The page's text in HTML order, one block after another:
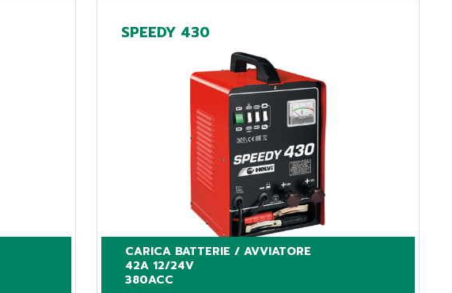
SPEEDY 430
CARICA BATTERIE / AVVIATORE
42A 12/24V
380ACC